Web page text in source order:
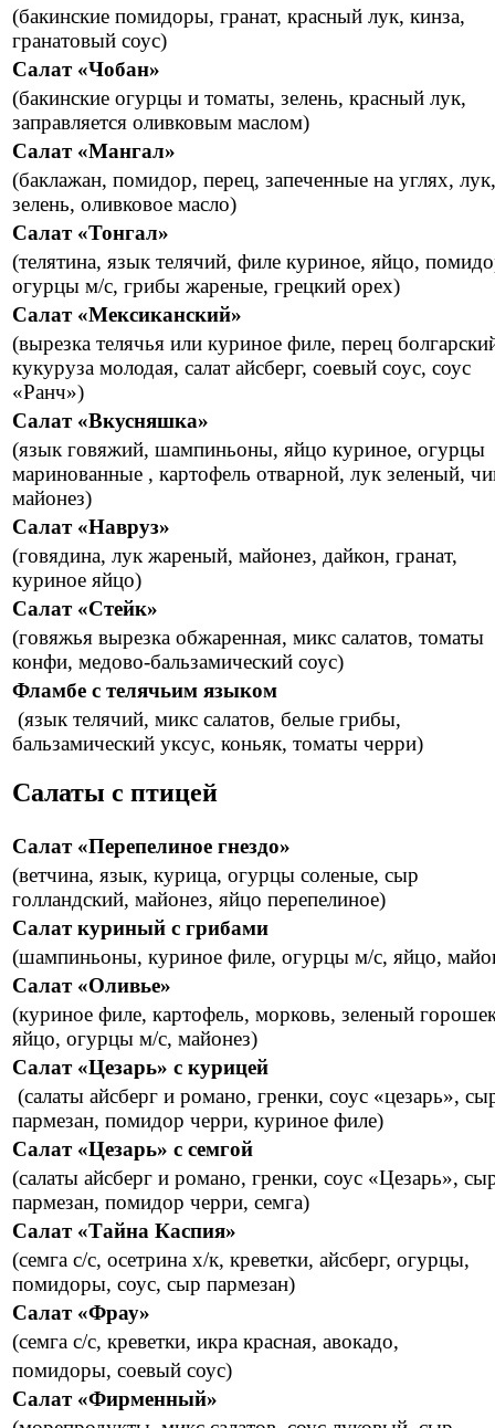
(бакинские помидоры, гранат, красный лук, кинза,
гранатовый соус)
Салат «Чобан»
(бакинские огурцы и томаты, зелень, красный лук,
заправляется оливковым маслом)
Салат «Мангал»
(баклажан, помидор, перец, запеченные на углях, лук,
зелень, оливковое масло)
Салат «Тонгал»
(телятина, язык телячий, филе куриное, яйцо,
огурцы м/с, грибы жареные, грецкий орех)
Салат «Мексиканский»
(вырезка телячья или куриное филе, перец
кукуруза молодая, салат айсберг, соевый соус, соус
«Ранч»)
Салат «Вкусняшка»
(язык говяжий, шампиньоны, яйцо куриное, огурцы
маринованные , картофель отварной, лук зеленый,
майонез)
Салат «Навруз»
(говядина, лук жареный, майонез, дайкон, гранат,
куриное яйцо)
Салат «Стейк»
(говяжья вырезка обжаренная, микс салатов, томаты
конфи, медово-бальзамический соус)
Фламбе с телячьим языком
(язык телячий, микс салатов, белые грибы,
бальзамический уксус, коньяк, томаты черри)
Салаты с птицей
Салат «Перепелиное гнездо»
(ветчина, язык, курица, огурцы соленые, сыр
голландский, майонез, яйцо перепелиное)
Салат куриный с грибами
(шампиньоны, куриное филе, огурцы м/с, яйцо,
Салат «Оливье»
(куриное филе, картофель, морковь, зеленый
яйцо, огурцы м/с, майонез)
Салат «Цезарь» с курицей
(салаты айсберг и романо, гренки, соус «цезарь»,
пармезан, помидор черри, куриное филе)
Салат «Цезарь» с семгой
(салаты айсберг и романо, гренки, соус «Цезарь»,
пармезан, помидор черри, семга)
Салат «Тайна Каспия»
(семга с/с, осетрина х/к, креветки, айсберг, огурцы,
помидоры, соус, сыр пармезан)
Салат «Фрау»
(семга с/с, креветки, икра красная, авокадо,
помидоры, соевый соус)
Салат «Фирменный»